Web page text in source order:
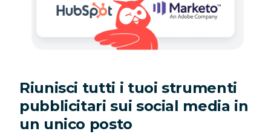
Riunisci tutti i tuoi strumenti
pubblicitari sui social media in
un unico posto